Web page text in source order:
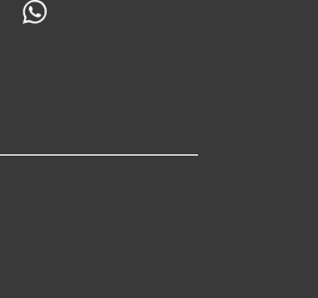
Youtube